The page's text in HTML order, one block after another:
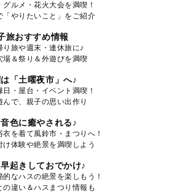
グルメ・花火大会を満喫！
「やりたいこと」をご紹介
旅おすすめ情報
り旅や週末・連休旅に♪
場＆祭り＆外遊びを満喫
「土曜夜市」へ♪
日・屋台・イベント満喫！
んで、親子の思い出作り
色に癒やされる♪
衣を着て風鈴市・まつりへ！
け体験や絶景を満喫しよう
起きしておでかけ♪
的なハスの絶景を楽しもう！
の違い＆ハスまつり情報も